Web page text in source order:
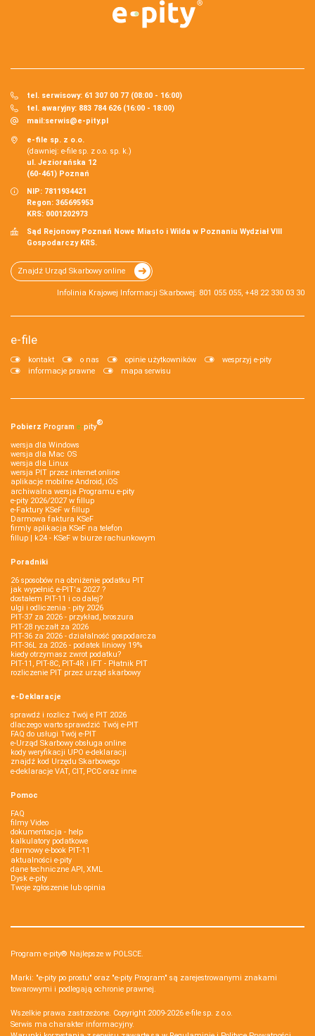
tel. serwisowy: 61 307 00 77 (08:00 - 16:00)
tel. awaryjny: 883 784 626 (16:00 - 18:00)
mail:serwis@e-pity.pl
e-file sp. z o.o.
(dawniej: e-file sp. z o.o. sp. k.)
ul. Jeziorańska 12
(60-461) Poznań
NIP: 7811934421
Regon: 365695953
KRS: 0001202973
Sąd Rejonowy Poznań Nowe Miasto i Wilda w Poznaniu Wydział VIII
Gospodarczy KRS.
Znajdź Urząd Skarbowy online
Infolinia Krajowej Informacji Skarbowej: 801 055 055, +48 22 330 03 30
e-file
kontakt o nas opinie użytkowników
wesprzyj e-pity
informacje prawne
mapa serwisu
Pobierz Program e‑pity®
wersja dla Windows
wersja dla Mac OS
wersja dla Linux
wersja PIT przez internet online
aplikacje mobilne Android, iOS
archiwalna wersja Programu e-pity
e-pity 2026/2027 w fillup
e‑Faktury KSeF w fillup
Darmowa faktura KSeF
firmly aplikacja KSeF na telefon
fillup | k24 - KSeF w biurze rachunkowym
Poradniki
26 sposobów na obniżenie podatku PIT
jak wypełnić e-PIT'a 2027 ?
dostałem PIT-11 i co dalej?
ulgi i odliczenia - pity 2026
PIT-37 za 2026 - przykład, broszura
PIT-28 ryczałt za 2026
PIT-36 za 2026 - działalność gospodarcza
PIT-36L za 2026 - podatek liniowy 19%
kiedy otrzymasz zwrot podatku?
PIT-11, PIT-8C, PIT-4R i IFT - Płatnik PIT
rozliczenie PIT przez urząd skarbowy
e-Deklaracje
sprawdź i rozlicz Twój e PIT 2026
dlaczego warto sprawdzić Twój e-PIT
FAQ do usługi Twój e-PIT
e-Urząd Skarbowy obsługa online
kody weryfikacji UPO e-deklaracji
znajdź kod Urzędu Skarbowego
e-deklaracje VAT, CIT, PCC oraz inne
Pomoc
FAQ
filmy Video
dokumentacja - help
kalkulatory podatkowe
darmowy e-book PIT-11
aktualności e-pity
dane techniczne API, XML
Dysk e-pity
Twoje zgłoszenie lub opinia
Program e-pity® Najlepsze w POLSCE.
Marki: "e-pity po prostu" oraz "e-pity Program" są zarejestrowanymi znakami
towarowymi i podlegają ochronie prawnej.
Wszelkie prawa zastrzeżone. Copyright 2009-2026 e-file sp. z o.o.
Serwis ma charakter informacyjny.